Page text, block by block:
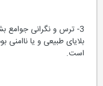
3- ترس و نگرانی جوامع
بلایای طبیعی و یا ناامنی
است.